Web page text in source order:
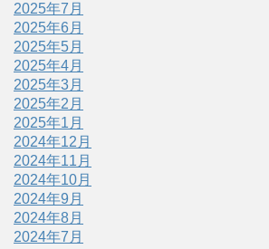
2025年7月
2025年6月
2025年5月
2025年4月
2025年3月
2025年2月
2025年1月
2024年12月
2024年11月
2024年10月
2024年9月
2024年8月
2024年7月